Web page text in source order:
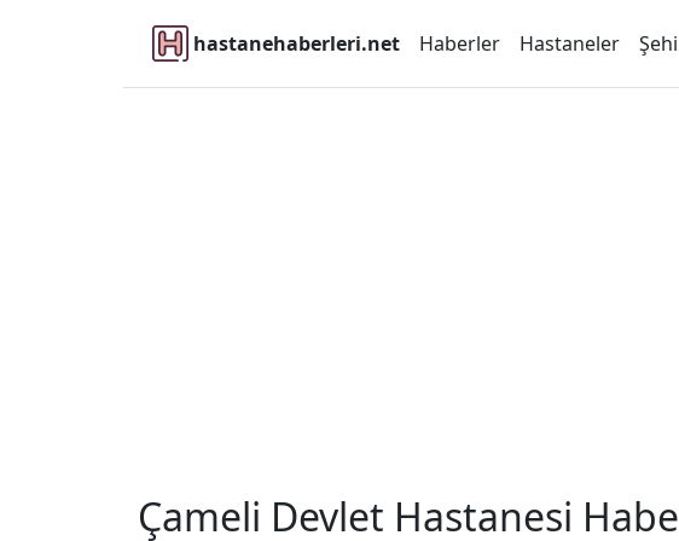
hastanehaberleri.net Haberler Hastaneler
Çameli Devlet Hastanesi